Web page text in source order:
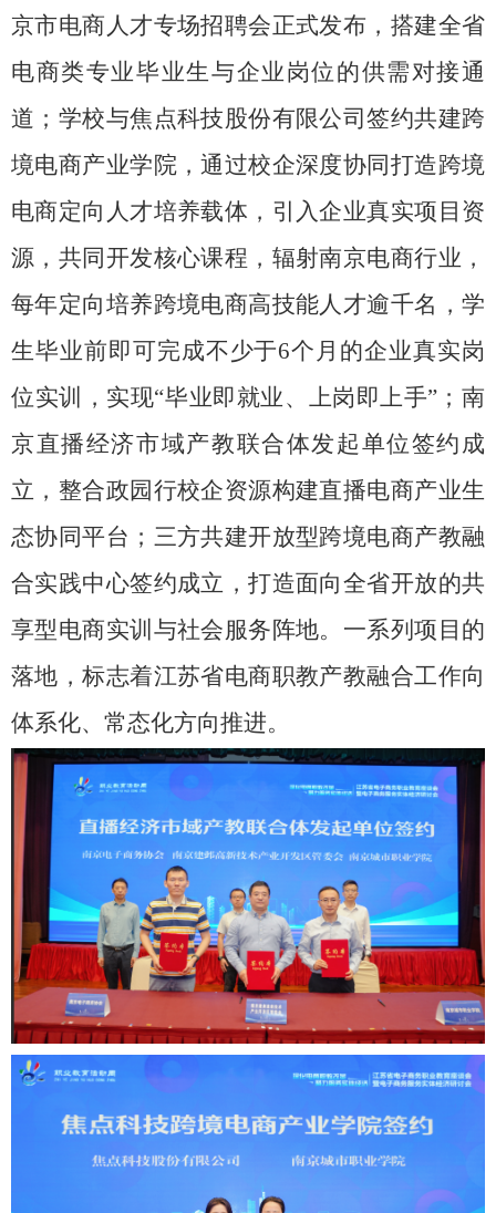
京市电商人才专场招聘会正式发布，搭建全省
电商类专业毕业生与企业岗位的供需对接通
道；学校与焦点科技股份有限公司签约共建跨
境电商产业学院，通过校企深度协同打造跨境
电商定向人才培养载体，引入企业真实项目资
源，共同开发核心课程，辐射南京电商行业，
每年定向培养跨境电商高技能人才逾千名，学
生毕业前即可完成不少于6个月的企业真实岗
位实训，实现“毕业即就业、上岗即上手”；南
京直播经济市域产教联合体发起单位签约成
立，整合政园行校企资源构建直播电商产业生
态协同平台；三方共建开放型跨境电商产教融
合实践中心签约成立，打造面向全省开放的共
享型电商实训与社会服务阵地。一系列项目的
落地，标志着江苏省电商职教产教融合工作向
体系化、常态化方向推进。